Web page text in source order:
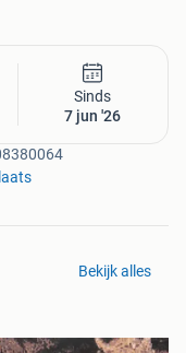
Sinds
7 jun '26
Bekijk alles